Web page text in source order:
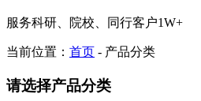
服务科研、院校、同行客户1W+
当前位置： 首页 - 产品分类
请选择产品分类